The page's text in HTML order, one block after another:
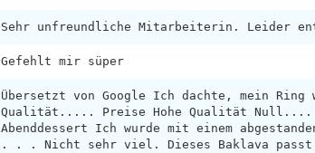
Sehr unfreundliche Mitarbeiterin. Leider
Gefehlt mir süper
Übersetzt von Google Ich dachte, mein Ring
Qualität..... Preise Hohe Qualität Null....
Abenddessert Ich wurde mit einem
. . . Nicht sehr viel. Dieses Baklava